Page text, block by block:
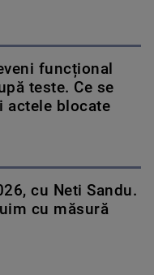
funcțional
teste. Ce se
actele blocate
cu Neti Sandu.
cu măsură